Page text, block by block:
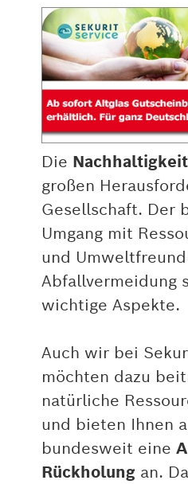
Die Nachhaltigkeit
großen
Gesellschaft. Der
Umgang mit
und
Abfallvermeidung
wichtige Aspekte.
Auch wir bei
möchten dazu
natürliche
und bieten Ihnen
bundesweit eine
Rückholung an.